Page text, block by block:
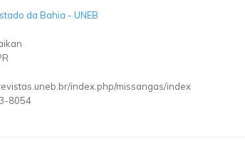
da Bahia - UNEB
index.php/missangas/index
8054